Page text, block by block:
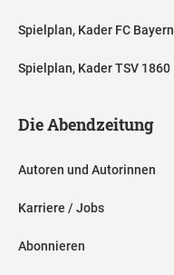
Spielplan, Kader FC Bayern
Spielplan, Kader TSV 1860
Die Abendzeitung
Autoren und Autorinnen
Karriere / Jobs
Abonnieren